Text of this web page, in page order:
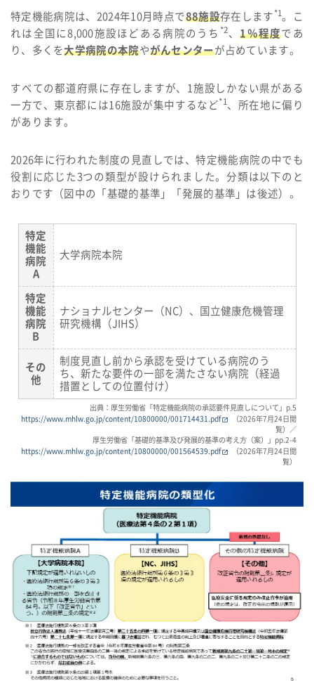
特定機能病院は、2024年10月時点で88施設存在します *1 。こ
れは全国に8,000施設ほどある病院のうち *2、1％程度であ
り、多くを大学病院の本院やがんセンターが占めています。
すべての都道府県に存在しますが、1施設しかない県がある
一方で、東京都には16施設が集中するなど*1、所在地に偏り
があります。
2026年に行われた制度の見直しでは、特定機能病院の中でも
役割に応じた3つの類型が設けられました。分類は以下のと
おりです（図中の「基礎的基準」「発展的基準」は後述）。
特定
機能
病院
A
大学病院本院
特定
機能
病院
B
ナショナルセンター（NC）、国立健康危機管理
研究機構（JIHS）
その
他
制度見直し前から承認を受けている病院のう
ち、新たな要件の一部を満たさない病院（経過
措置としての位置付け）
出典：厚生労働省「特定機能病院の承認要件見直しについて」p.5
https://www.mhlw.go.jp/content/10800000/001714431.pdf
（2026年7月24日閲
覧）／
厚生労働省「基礎的基準及び発展的基準の考え方（案）」pp.2-4
https://www.mhlw.go.jp/content/10800000/001564539.pdf
（2026年7月24日閲
覧）